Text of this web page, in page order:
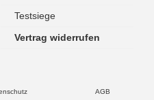
Testsiege
Vertrag widerrufen
AGB